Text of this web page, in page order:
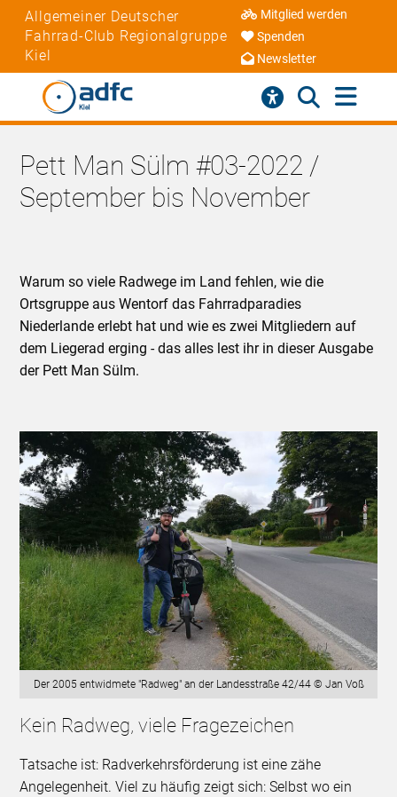
Allgemeiner Deutscher
Fahrrad-Club Regionalgruppe
Kiel
Mitglied werden
Spenden
Newsletter
Pett Man Sülm #03-2022 /
September bis November
Warum so viele Radwege im Land fehlen, wie die
Ortsgruppe aus Wentorf das Fahrradparadies
Niederlande erlebt hat und wie es zwei Mitgliedern auf
dem Liegerad erging - das alles lest ihr in dieser Ausgabe
der Pett Man Sülm.
Der 2005 entwidmete "Radweg" an der Landesstraße 42/44 © Jan Voß
Kein Radweg, viele Fragezeichen
Tatsache ist: Radverkehrsförderung ist eine zähe
Angelegenheit. Viel zu häufig zeigt sich: Selbst wo ein